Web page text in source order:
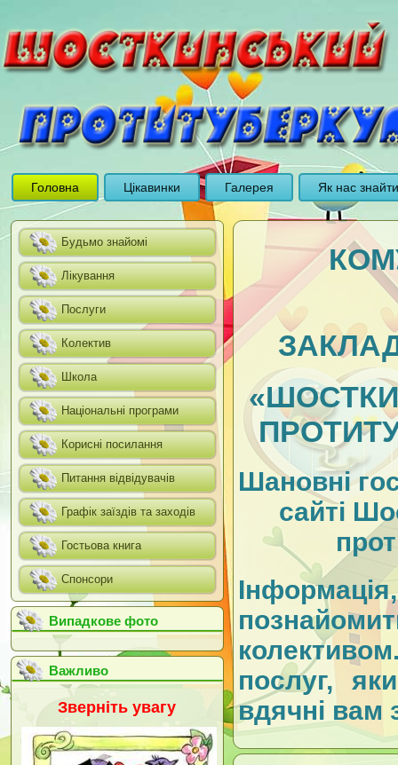
Головна Цікавинки Галерея Як нас знайти
Будьмо знайомі
Лікування
Послуги
Колектив
Школа
Національні програми
Корисні посилання
Питання відвідувачів
Графік заїздів та заходів
Гостьова книга
Спонсори
Випадкове фото
Важливо
Зверніть увагу
Шановні
сайті
послуг,
вдячні вам